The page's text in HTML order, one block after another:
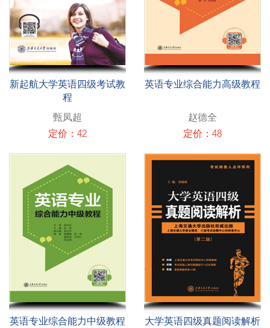
新起航大学英语四级考试教
程
甄凤超
定价：42
英语专业综合能力高级教程
赵德全
定价：48
英语专业综合能力中级教程
大学英语四级真题阅读解析